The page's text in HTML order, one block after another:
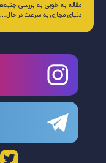
مقاله به خوبی به بررسی
دنیای مجازی به سرعت در حال…